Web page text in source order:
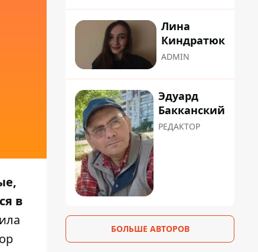
в
Лина
Киндратюк
ADMIN
Эдуард
Бакканский
РЕДАКТОР
БОЛЬШЕ АВТОРОВ